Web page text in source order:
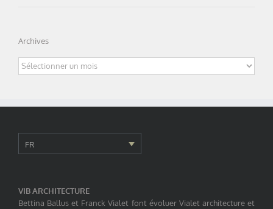
Archives
Archives
FR
VIB ARCHITECTURE
Bettina Ballus et Franck Vialet font évoluer Vialet architecture et